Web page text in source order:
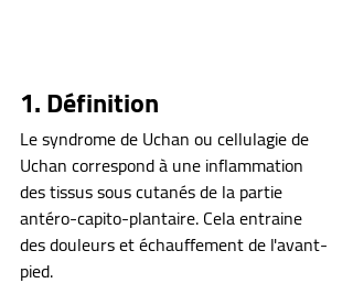
1. Définition
Le syndrome de Uchan ou cellulagie de
Uchan correspond à une inflammation
des tissus sous cutanés de la partie
antéro-capito-plantaire. Cela entraine
des douleurs et échauffement de l'avant-
pied.